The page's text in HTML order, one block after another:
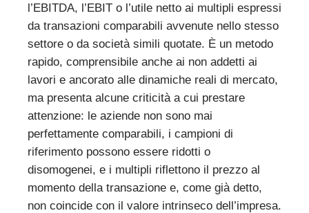
l’EBITDA, l’EBIT o l’utile netto ai multipli espressi
da transazioni comparabili avvenute nello stesso
settore o da società simili quotate. È un metodo
rapido, comprensibile anche ai non addetti ai
lavori e ancorato alle dinamiche reali di mercato,
ma presenta alcune criticità a cui prestare
attenzione: le aziende non sono mai
perfettamente comparabili, i campioni di
riferimento possono essere ridotti o
disomogenei, e i multipli riflettono il prezzo al
momento della transazione e, come già detto,
non coincide con il valore intrinseco dell’impresa.